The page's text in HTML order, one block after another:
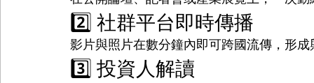
2️⃣ 社群平台即時傳播
影片與照片在數分鐘內即可跨國流傳，形
3️⃣ 投資人解讀